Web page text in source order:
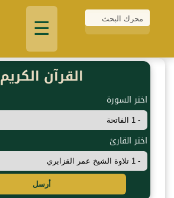
☰
القرآن الكريم
اختر السورة
اختر القارئ
أرسل